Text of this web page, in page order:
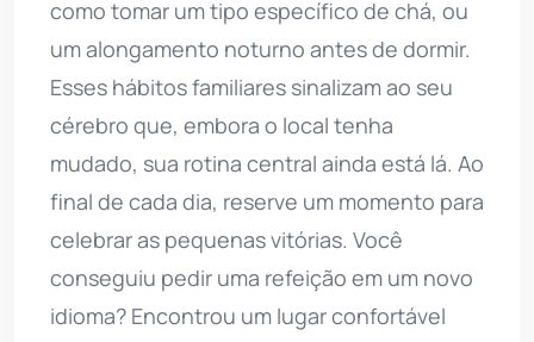
como tomar um tipo específico de chá, ou
um alongamento noturno antes de dormir.
Esses hábitos familiares sinalizam ao seu
cérebro que, embora o local tenha
mudado, sua rotina central ainda está lá. Ao
final de cada dia, reserve um momento para
celebrar as pequenas vitórias. Você
conseguiu pedir uma refeição em um novo
idioma? Encontrou um lugar confortável